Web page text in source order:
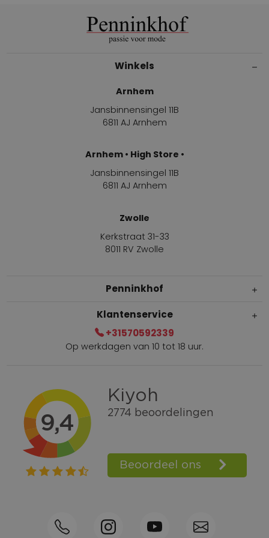
Winkels
Arnhem
Jansbinnensingel 11B
6811 AJ Arnhem
Arnhem • High Store •
Jansbinnensingel 11B
6811 AJ Arnhem
Zwolle
Kerkstraat 31-33
8011 RV Zwolle
Penninkhof
Gratis verzending vanaf € 100,=
Bel +31570592339
Spaarpunten
Shop the Look
Telefonisch bestellen ook mogelijk
Klantenservice
+31570592339
Op werkdagen van 10 tot 18 uur.